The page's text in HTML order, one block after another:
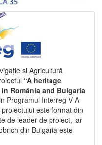
și Agricultură
“A heritage
România and Bulgaria
Programul Interreg V-A
este format din
de leader de proiect, iar
din Bulgaria este